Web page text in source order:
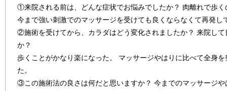
①来院される前は、どんな症状でお悩みでしたか？ 肉離れで歩く
今まで強い刺激でのマッサージを受けても良くならなくて再発し
②施術を受けてから、カラダはどう変化されましたか？ 来院し
か？
歩くことがかなり楽になった。 マッサージやはりに比べて全身
た。
③この施術法の良さは何だと思いますか？ 今までのマッサージ